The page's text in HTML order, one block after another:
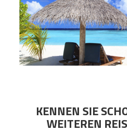
KENNEN SIE
WEITEREN